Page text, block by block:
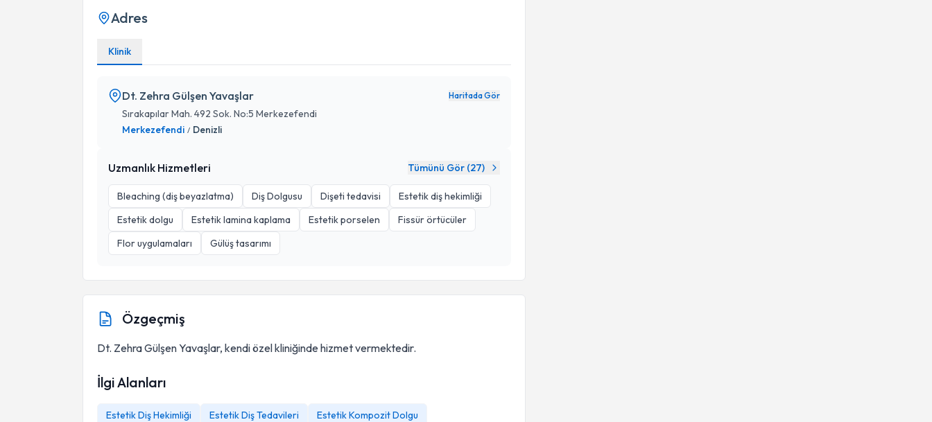
Adres
Klinik
Dt. Zehra Gülşen Yavaşlar Haritada Gör
Sırakapılar Mah. 492 Sok. No:5 Merkezefendi
Merkezefendi / Denizli
Uzmanlık Hizmetleri Tümünü Gör (27)
Bleaching (diş beyazlatma) Diş Dolgusu Dişeti tedavisi
Estetik diş hekimliği
Estetik dolgu
Estetik lamina kaplama Estetik porselen
Fissür örtücüler
Flor uygulamaları
Gülüş tasarımı
Özgeçmiş
Dt. Zehra Gülşen Yavaşlar, kendi özel kliniğinde hizmet vermektedir.
İlgi Alanları
Estetik Diş Hekimliği Estetik Diş Tedavileri
Estetik Kompozit Dolgu